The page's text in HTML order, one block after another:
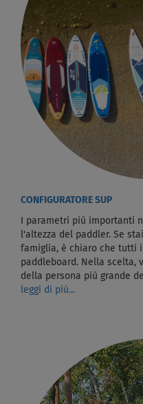
CONFIGURATORE SUP
I parametri più importanti
l'altezza del paddler. Se
famiglia, è chiaro che tutti
paddleboard. Nella scelta,
della persona più grande
leggi di più...